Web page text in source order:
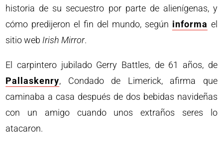
historia de su secuestro por parte de alienígenas, y
cómo predijeron el fin del mundo, según informa el
sitio web Irish Mirror.
El carpintero jubilado Gerry Battles, de 61 años, de
Pallaskenry, Condado de Limerick, afirma que
caminaba a casa después de dos bebidas navideñas
con un amigo cuando unos extraños seres lo
atacaron.